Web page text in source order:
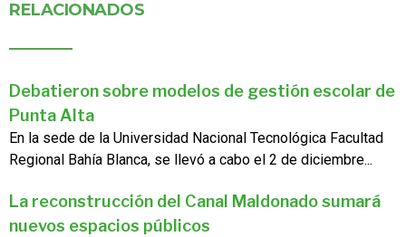
RELACIONADOS
Debatieron sobre modelos de gestión escolar de
Punta Alta
En la sede de la Universidad Nacional Tecnológica Facultad
Regional Bahía Blanca, se llevó a cabo el 2 de diciembre...
La reconstrucción del Canal Maldonado sumará
nuevos espacios públicos